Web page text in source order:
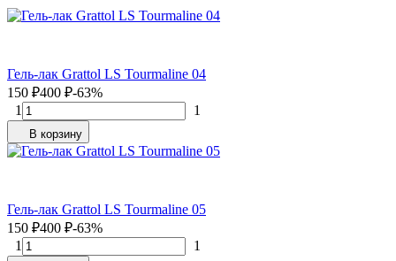
Гель-лак Grattol LS Tourmaline 04
150 ₽400 ₽-63%
1
1
В корзину
Гель-лак Grattol LS Tourmaline 05
150 ₽400 ₽-63%
1
1